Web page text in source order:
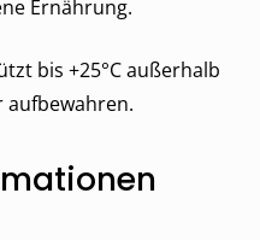
Ernährung.
bis +25°C außerhalb
aufbewahren.